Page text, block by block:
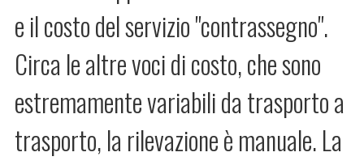
e il costo del servizio "contrassegno".
Circa le altre voci di costo, che sono
estremamente variabili da trasporto a
trasporto, la rilevazione è manuale. La